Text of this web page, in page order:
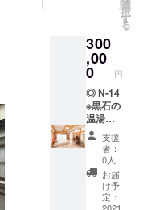
トと考
えられ
がちな
雪を味
方につ
けた、
私の
ずっと
探し求
めてき
た野菜
だった
ので
仕事に
て、
様々な
可能性
を模索
する
中、私
が出
会った
のがこ
の雪室
じゃが
いもで
した。
ページ
粋 茹で
たての
おいし
さを、
そのま
ま
ぎゅっ
と真空
パック
にしま
した。
霊峰岩
木山の
選
択
す
る
300
,00
0 円
◎ N-14
※黒石の
温湯こ
けしの
情報送
りま
す。 ゲ
ストハ
ウス袋
支援
者：
0人
お届
け予
定：